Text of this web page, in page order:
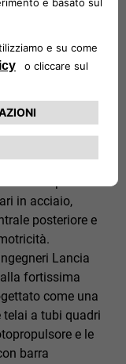
ed
il marchio
di Marcello
Fiorio, alla
Stratos HF
dal
in acciaio,
posteriore e
Lancia
fortissima
come una
telai a tubi quadri
e le
barra